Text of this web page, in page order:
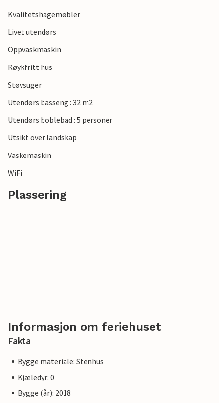
Kvalitetshagemøbler
Livet utendørs
Oppvaskmaskin
Røykfritt hus
Støvsuger
Utendørs basseng : 32 m2
Utendørs boblebad : 5 personer
Utsikt over landskap
Vaskemaskin
WiFi
Plassering
Informasjon om feriehuset
Fakta
Bygge materiale: Stenhus
Kjæledyr: 0
Bygge (år): 2018